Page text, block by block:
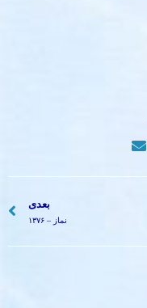
بعدی
نماز – ۱۳۷۶